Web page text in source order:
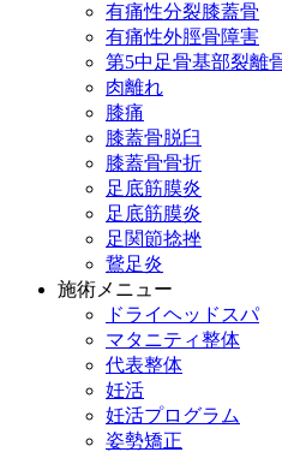
有痛性分裂膝蓋骨
有痛性外脛骨障害
第5中足骨基部裂離
肉離れ
膝痛
膝蓋骨脱臼
膝蓋骨骨折
足底筋膜炎
足底筋膜炎
足関節捻挫
鵞足炎
施術メニュー
ドライヘッドスパ
マタニティ整体
代表整体
妊活
妊活プログラム
姿勢矯正